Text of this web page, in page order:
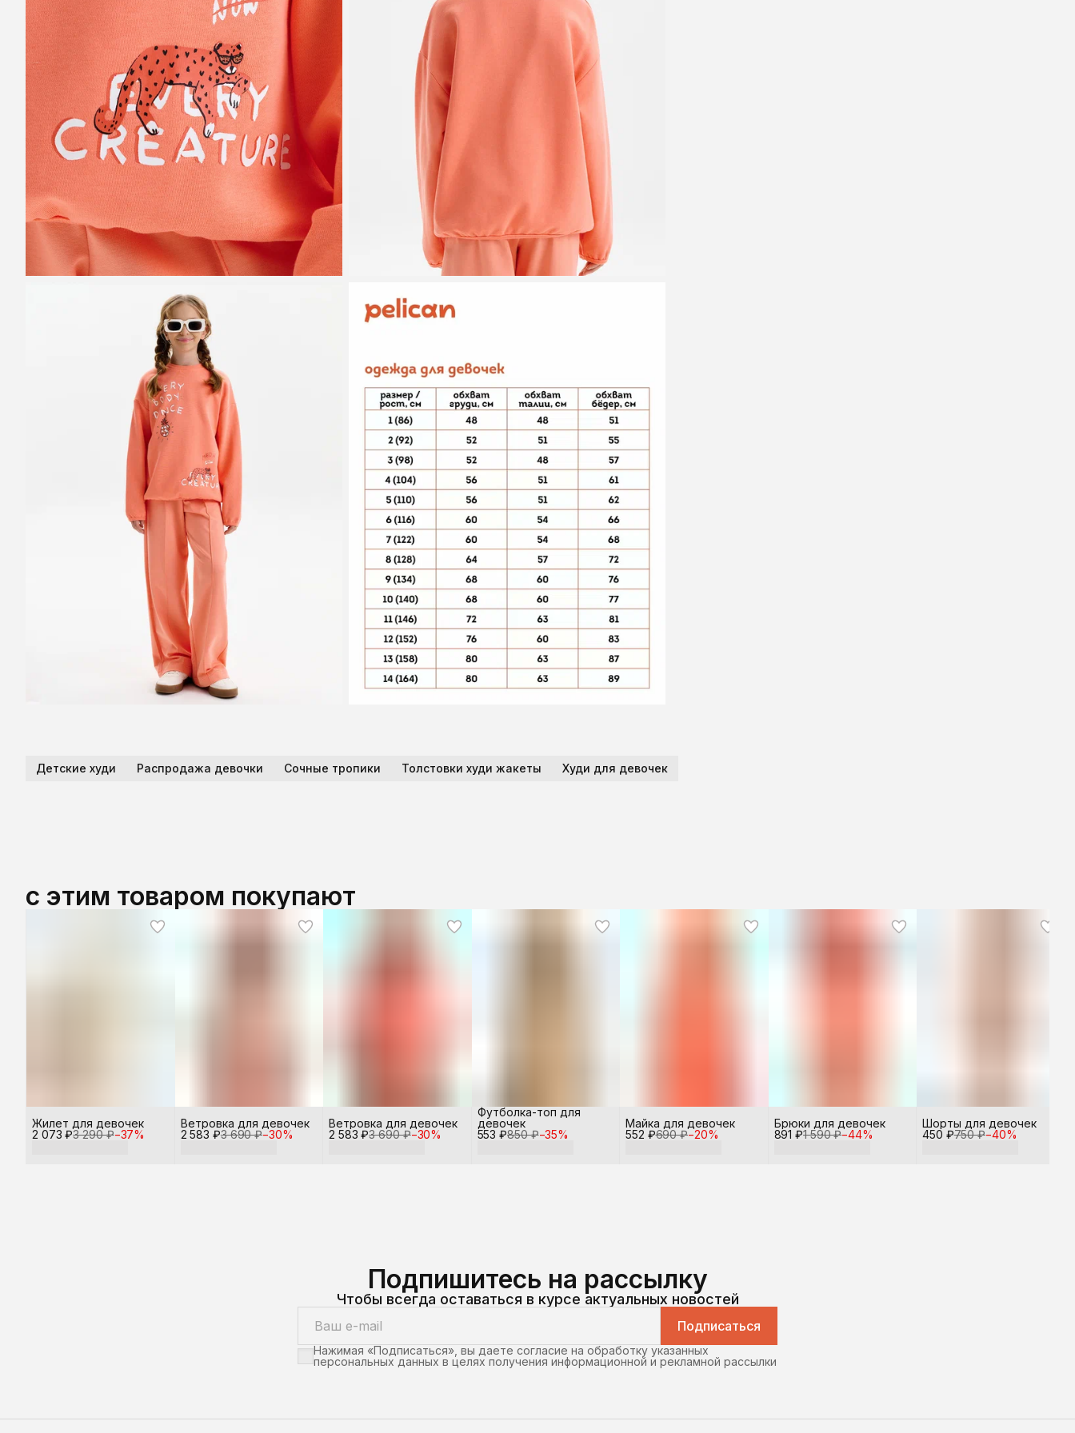
Детские худи Распродажа девочки Сочные тропики Толстовки худи жакеты Худи для девочек
с этим товаром покупают
2 073 ₽3 290 ₽−37%
Жилет для девочек
2 583 ₽3 690 ₽−30%
Ветровка для девочек
2 583 ₽3 690 ₽−30%
Ветровка для девочек
553 ₽850 ₽−35%
Футболка-топ для
девочек
552 ₽690 ₽−20%
Майка для девочек
891 ₽1 590 ₽−44%
Брюки для девочек
450 ₽750 ₽−40%
Шорты для девочек
Подпишитесь на рассылку
Чтобы всегда оставаться в курсе актуальных новостей
Подписаться
Нажимая «Подписаться», вы даете согласие на обработку указанных
персональных данных в целях получения информационной и рекламной рассылки